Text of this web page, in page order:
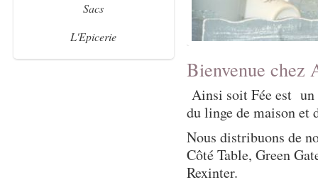
Sacs
L'Epicerie
Bienvenue chez
Ainsi soit Fée est un
du linge de maison et
Nous distribuons de
Côté Table, Green
Rexinter.